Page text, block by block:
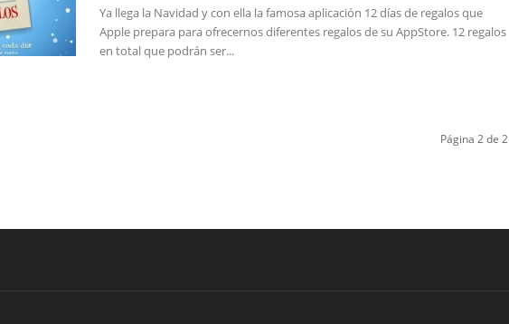
Ya llega la Navidad y con ella la famosa aplicación 12 días de regalos que
Apple prepara para ofrecernos diferentes regalos de su AppStore. 12 regalos
en total que podrán ser...
Página 2 de 2